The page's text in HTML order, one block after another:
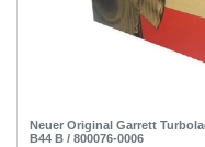
Neuer Original Garrett
B44 B / 800076-0006